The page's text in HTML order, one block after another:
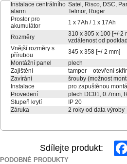
Instalace centrálního
alarm
Satel, Risco, DSC,
Telmor, Roger
Prostor pro
akumulátor
1 x 7Ah / 1 x 17Ah
Rozměry
310 x 305 x 100 [+/-2
vzdálenost od
Vnější rozměry s
přírubou
345 x 358 [+/-2 mm]
Montážní panel
plech
Zajištění
tamper – otevření
Zavírání
šrouby (možnost
Instalace
pro zapuštěnou
Provedení
plech DC01, 0.7mm,
Stupeň krytí
IP 20
Záruka
2 roky od data výroby
Sdílejte produkt:
PODOBNÉ PRODUKTY